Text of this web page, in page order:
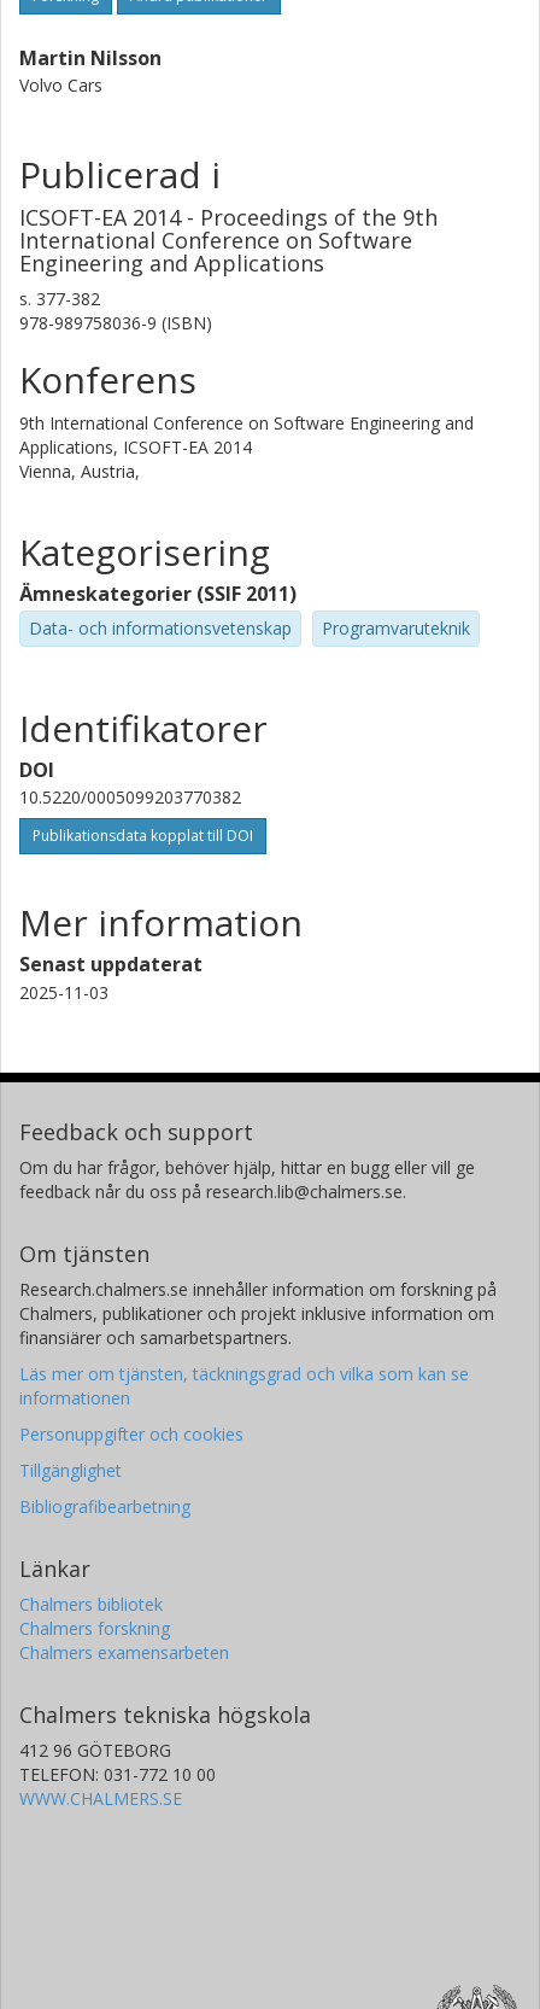
Martin Nilsson
Volvo Cars
Publicerad i
ICSOFT-EA 2014 - Proceedings of the 9th
International Conference on Software
Engineering and Applications
s. 377-382
978-989758036-9 (ISBN)
Konferens
9th International Conference on Software Engineering and
Applications, ICSOFT-EA 2014
Vienna, Austria,
Kategorisering
Ämneskategorier (SSIF 2011)
Data- och informationsvetenskap Programvaruteknik
Identifikatorer
DOI
10.5220/0005099203770382
Publikationsdata kopplat till DOI
Mer information
Senast uppdaterat
2025-11-03
Feedback och support
Om du har frågor, behöver hjälp, hittar en bugg eller vill ge
feedback når du oss på research.lib@chalmers.se.
Om tjänsten
Research.chalmers.se innehåller information om forskning på
Chalmers, publikationer och projekt inklusive information om
finansiärer och samarbetspartners.
Läs mer om tjänsten, täckningsgrad och vilka som kan se
informationen
Personuppgifter och cookies
Tillgänglighet
Bibliografibearbetning
Länkar
Chalmers bibliotek
Chalmers forskning
Chalmers examensarbeten
Chalmers tekniska högskola
412 96 GÖTEBORG
TELEFON: 031-772 10 00
WWW.CHALMERS.SE